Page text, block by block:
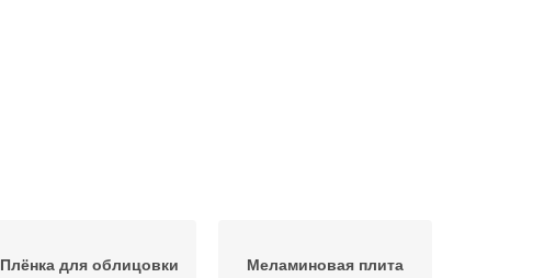
Плёнка для облицовки Меламиновая плита